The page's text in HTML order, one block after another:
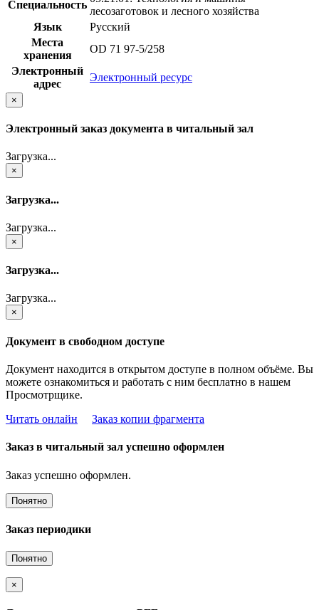
Специальность
лесозаготовок и лесного хозяйства
Язык
Русский
Места
хранения
OD 71 97-5/258
Электронный
адрес
Электронный ресурс
×
Электронный заказ документа в читальный зал
Загрузка...
×
Загрузка...
Загрузка...
×
Загрузка...
Загрузка...
×
Документ в свободном доступе
Документ находится в открытом доступе в полном объёме. Вы
можете ознакомиться и работать с ним бесплатно в нашем
Просмотрщике.
Читать онлайн
Заказ копии фрагмента
Заказ в читальный зал успешно оформлен
Заказ успешно оформлен.
Понятно
Заказ периодики
Понятно
×